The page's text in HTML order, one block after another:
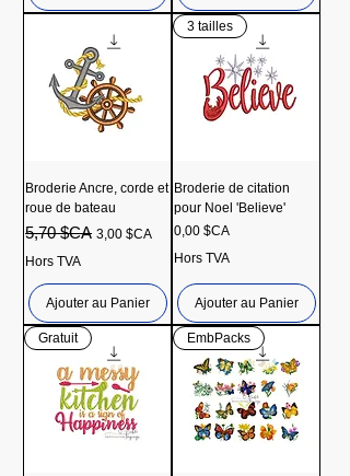
Broderie Ancre, corde et
roue de bateau
Prix original
5,70 $CA Prix promotionnel
3,00 $CA
Hors TVA
Ajouter au Panier
3 tailles
Broderie de citation
pour Noel 'Believe'
Prix
0,00 $CA
Hors TVA
Ajouter au Panier
Gratuit EmbPacks